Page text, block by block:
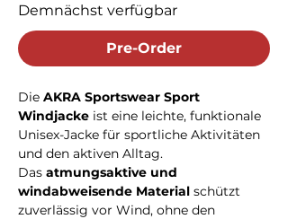
Demnächst verfügbar
Pre-Order
Die AKRA Sportswear Sport
Windjacke ist eine leichte, funktionale
Unisex-Jacke für sportliche Aktivitäten
und den aktiven Alltag.
Das atmungsaktive und
windabweisende Material schützt
zuverlässig vor Wind, ohne den